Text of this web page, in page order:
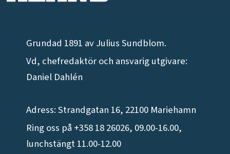
Grundad 1891 av Julius Sundblom.
Vd, chefredaktör och ansvarig utgivare:
Daniel Dahlén
Adress: Strandgatan 16, 22100 Mariehamn
Ring oss på +358 18 26026, 09.00-16.00,
lunchstängt 11.00-12.00